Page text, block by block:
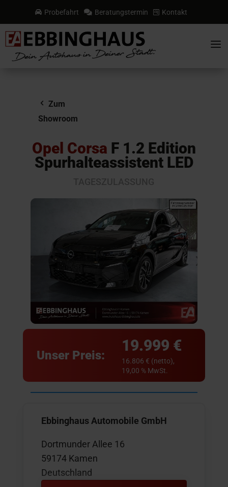
 Probefahrt  Beratungstermin  Kontakt
a
Zum
Showroom
Opel Corsa F 1.2 Edition
Spurhalteassistent LED
Unser Preis:
19.999 €
16.806 € (netto),
19,00 % MwSt.
Ebbinghaus Automobile GmbH
Dortmunder Allee 16
59174 Kamen
Deutschland